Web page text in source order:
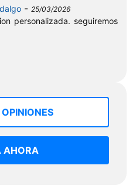
- 25/03/2026
personalizada. seguiremos
AHORA